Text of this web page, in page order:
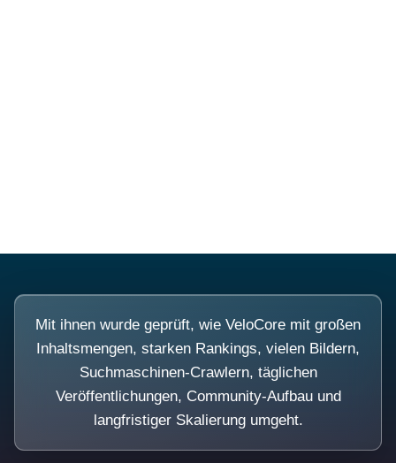
Mit ihnen wurde geprüft, wie VeloCore mit großen
Inhaltsmengen, starken Rankings, vielen Bildern,
Suchmaschinen-Crawlern, täglichen
Veröffentlichungen, Community-Aufbau und
langfristiger Skalierung umgeht.